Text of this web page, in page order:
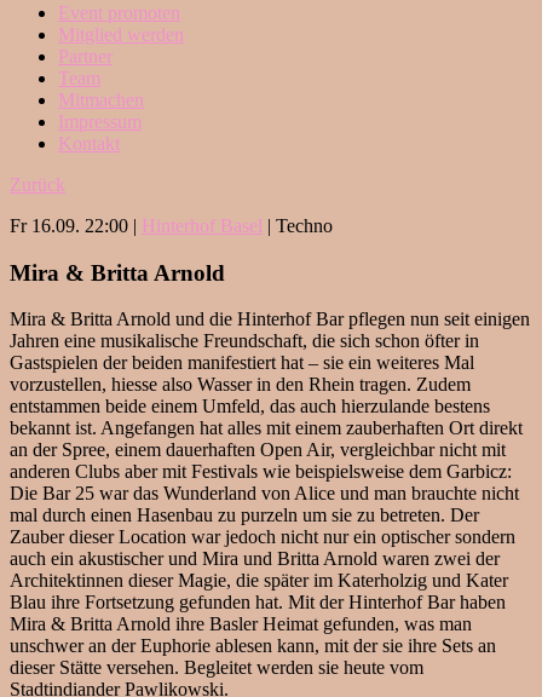
Event promoten
Mitglied werden
Partner
Team
Mitmachen
Impressum
Kontakt
Zurück
Fr 16.09. 22:00 | Hinterhof Basel | Techno
Mira & Britta Arnold
Mira & Britta Arnold und die Hinterhof Bar pflegen nun seit einigen
Jahren eine musikalische Freundschaft, die sich schon öfter in
Gastspielen der beiden manifestiert hat – sie ein weiteres Mal
vorzustellen, hiesse also Wasser in den Rhein tragen. Zudem
entstammen beide einem Umfeld, das auch hierzulande bestens
bekannt ist. Angefangen hat alles mit einem zauberhaften Ort direkt
an der Spree, einem dauerhaften Open Air, vergleichbar nicht mit
anderen Clubs aber mit Festivals wie beispielsweise dem Garbicz:
Die Bar 25 war das Wunderland von Alice und man brauchte nicht
mal durch einen Hasenbau zu purzeln um sie zu betreten. Der
Zauber dieser Location war jedoch nicht nur ein optischer sondern
auch ein akustischer und Mira und Britta Arnold waren zwei der
Architektinnen dieser Magie, die später im Katerholzig und Kater
Blau ihre Fortsetzung gefunden hat. Mit der Hinterhof Bar haben
Mira & Britta Arnold ihre Basler Heimat gefunden, was man
unschwer an der Euphorie ablesen kann, mit der sie ihre Sets an
dieser Stätte versehen. Begleitet werden sie heute vom
Stadtindiander Pawlikowski.